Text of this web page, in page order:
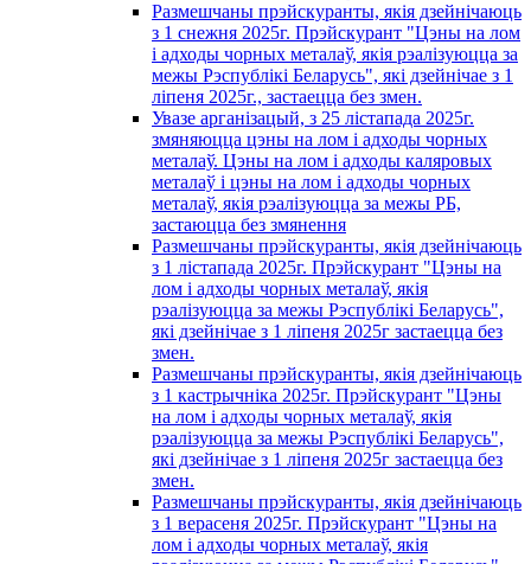
Размешчаны прэйскуранты, якія дзейнічаюць
з 1 снежня 2025г. Прэйскурант "Цэны на лом
і адходы чорных металаў, якія рэалізуюцца за
межы Рэспублікі Беларусь", які дзейнічае з 1
лiпеня 2025г., застаецца без змен.
Увазе арганізацый, з 25 лістапада 2025г.
змяняюцца цэны на лом і адходы чорных
металаў. Цэны на лом і адходы каляровых
металаў і цэны на лом і адходы чорных
металаў, якія рэалізуюцца за межы РБ,
застаюцца без змянення
Размешчаны прэйскуранты, якія дзейнічаюць
з 1 лiстапада 2025г. Прэйскурант "Цэны на
лом і адходы чорных металаў, якія
рэалізуюцца за межы Рэспублікі Беларусь",
які дзейнічае з 1 лiпеня 2025г застаецца без
змен.
Размешчаны прэйскуранты, якія дзейнічаюць
з 1 кастрычнiка 2025г. Прэйскурант "Цэны
на лом і адходы чорных металаў, якія
рэалізуюцца за межы Рэспублікі Беларусь",
які дзейнічае з 1 лiпеня 2025г застаецца без
змен.
Размешчаны прэйскуранты, якія дзейнічаюць
з 1 верасеня 2025г. Прэйскурант "Цэны на
лом і адходы чорных металаў, якія